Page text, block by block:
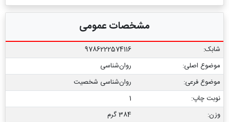
مشخصات عمومی
شابک:
9786222574116
موضوع اصلی:
روان‌شناسی
موضوع فرعی:
روان‌شناسی شخصیت
نوبت چاپ:
1
وزن:
384 گرم